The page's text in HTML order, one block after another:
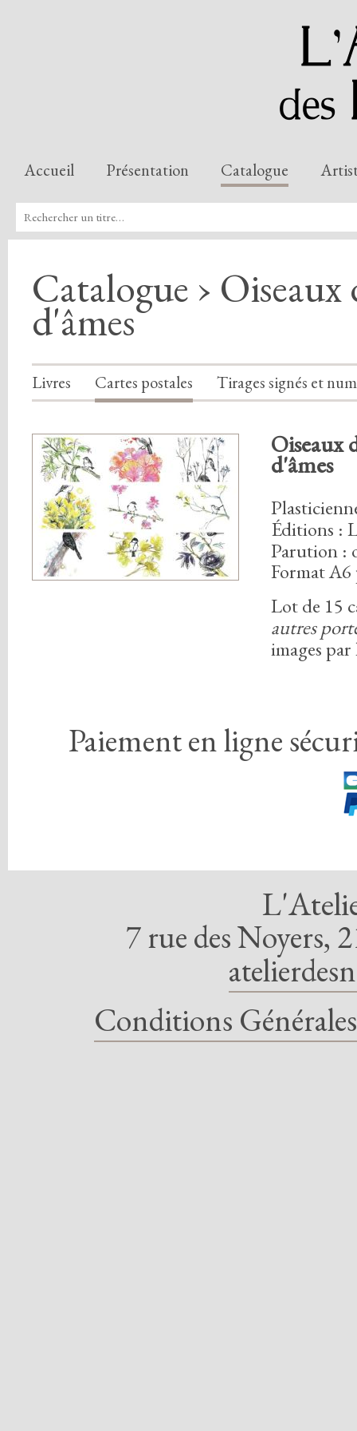
Accueil Présentation Catalogue
Catalogue ›
d'âmes
Livres Cartes postales Tirages signés et
Oiseaux
d'âmes
Éditions :
Parution :
Format A6
Lot de 15
autres
images
Paiement en ligne
7 rue des Noyers,
Conditions